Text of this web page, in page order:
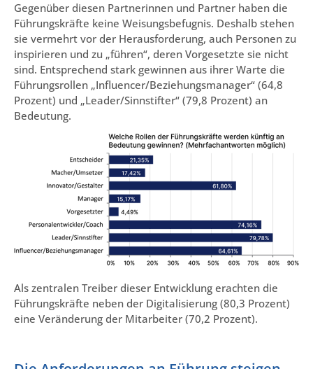
Gegenüber diesen Partnerinnen und Partner haben die
Führungskräfte keine Weisungsbefugnis. Deshalb stehen
sie vermehrt vor der Herausforderung, auch Personen zu
inspirieren und zu „führen“, deren Vorgesetzte sie nicht
sind. Entsprechend stark gewinnen aus ihrer Warte die
Führungsrollen „Influencer/Beziehungsmanager“ (64,8
Prozent) und „Leader/Sinnstifter“ (79,8 Prozent) an
Bedeutung.
Als zentralen Treiber dieser Entwicklung erachten die
Führungskräfte neben der Digitalisierung (80,3 Prozent)
eine Veränderung der Mitarbeiter (70,2 Prozent).